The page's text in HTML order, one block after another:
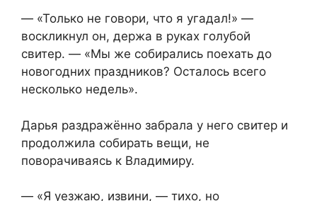
— «Только не говори, что я угадал!» —
воскликнул он, держа в руках голубой
свитер. — «Мы же собирались поехать до
новогодних праздников? Осталось всего
несколько недель».
Дарья раздражённо забрала у него свитер и
продолжила собирать вещи, не
поворачиваясь к Владимиру.
— «Я уезжаю, извини, — тихо, но